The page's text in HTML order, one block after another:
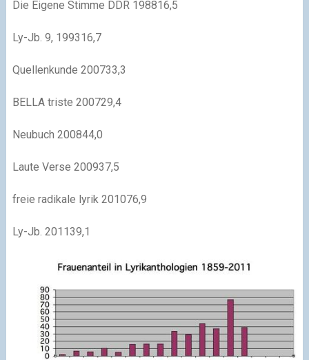
Die Eigene Stimme DDR 198816,5
Ly-Jb. 9, 199316,7
Quellenkunde 200733,3
BELLA triste 200729,4
Neubuch 200844,0
Laute Verse 200937,5
freie radikale lyrik 201076,9
Ly-Jb. 201139,1